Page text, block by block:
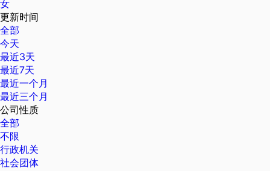
女
更新时间
全部
今天
最近3天
最近7天
最近一个月
最近三个月
公司性质
全部
不限
行政机关
社会团体